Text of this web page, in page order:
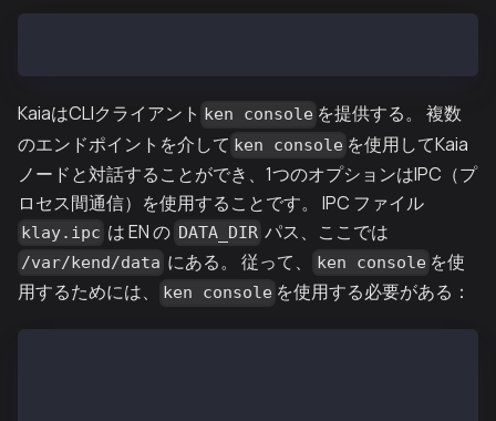
KaiaはCLIクライアント ken console を提供する。 複数
のエンドポイントを介して ken console を使用してKaia
ノードと対話することができ、1つのオプションはIPC（プ
ロセス間通信）を使用することです。 IPC ファイル
klay.ipc は EN の DATA_DIR パス、ここでは
/var/kend/data にある。 従って、 ken console を使
用するためには、
ken console を使用する必要がある：